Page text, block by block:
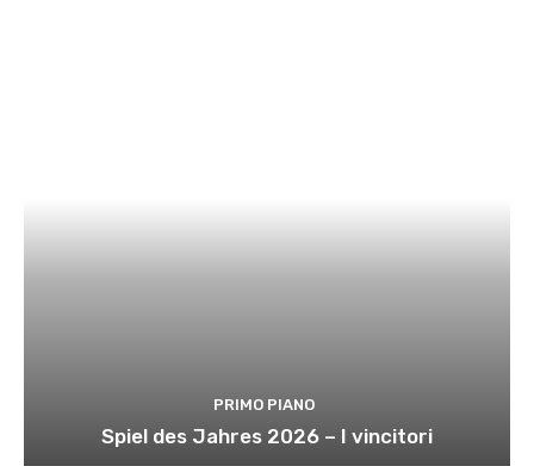
PRIMO PIANO
Spiel des Jahres 2026 – I vincitori